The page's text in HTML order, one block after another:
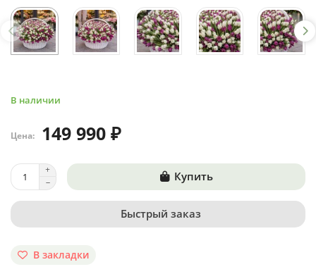
В наличии
Цена: 149 990 ₽
Купить
Быстрый заказ
В закладки